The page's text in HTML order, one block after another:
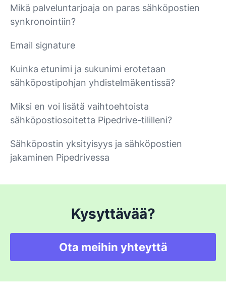
Mikä palveluntarjoaja on paras sähköpostien
synkronointiin?
Email signature
Kuinka etunimi ja sukunimi erotetaan
sähköpostipohjan yhdistelmäkentissä?
Miksi en voi lisätä vaihtoehtoista
sähköpostiosoitetta Pipedrive-tililleni?
Sähköpostin yksityisyys ja sähköpostien
jakaminen Pipedrivessa
Kysyttävää?
Ota meihin yhteyttä